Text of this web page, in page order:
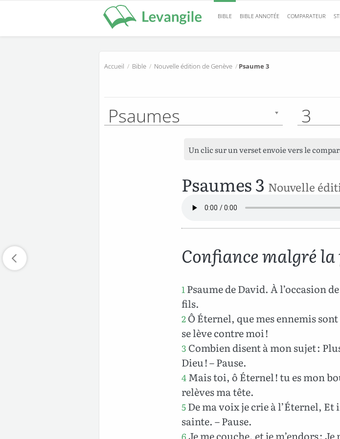
BIBLE BIBLE ANNOTÉE COMPARATEUR
Accueil / Bible / Nouvelle édition de Genève / Psaume 3
Psaumes 3
Un clic sur un verset envoie vers le
Psaumes 3 Nouvelle
Confiance malgré
1Psaume de David. À l’occasion
fils.
2Ô Éternel, que mes ennemis
se lève contre moi !
3 Combien disent à mon sujet :
Dieu ! – Pause.
4Mais toi, ô Éternel ! tu es mon
relèves ma tête.
5De ma voix je crie à l’Éternel,
sainte. – Pause.
Je me couche, et je m’endors ;